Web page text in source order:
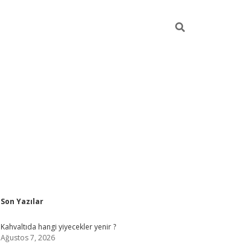
Sidebar
Son Yazılar
Kahvaltıda hangi yiyecekler yenir ?
Ağustos 7, 2026
https://hiltonbet-giris.com/